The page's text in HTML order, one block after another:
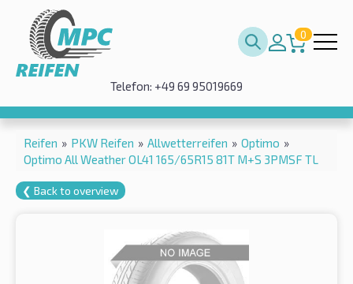
0
Telefon: +49 69 95019669
Reifen » PKW Reifen » Allwetterreifen » Optimo »
Optimo All Weather OL41 165/65R15 81T M+S 3PMSF TL
❮ Back to overview